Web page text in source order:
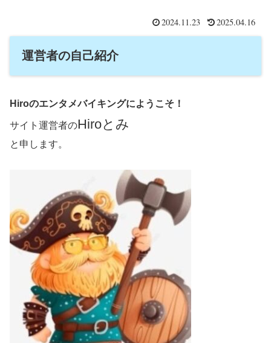
2024.11.23 2025.04.16
運営者の自己紹介
Hiroのエンタメバイキングにようこそ！
サイト運営者のHiroとみ
と申します。